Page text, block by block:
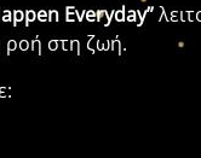
Everyday”
ροή στη ζωή.